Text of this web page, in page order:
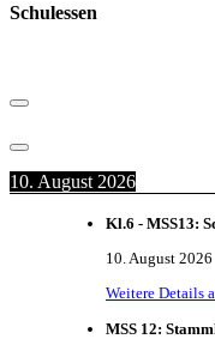
Schulessen
10. August 2026
Kl.6 - MSS13:
10. August 2026
Weitere Details
MSS 12: